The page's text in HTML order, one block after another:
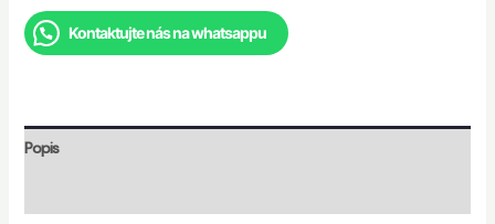
Kontaktujte nás na whatsappu
Popis